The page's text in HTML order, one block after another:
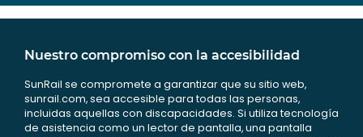
Nuestro compromiso con la accesibilidad
SunRail se compromete a garantizar que su sitio web,
sunrail.com, sea accesible para todas las personas,
incluidas aquellas con discapacidades. Si utiliza tecnología
de asistencia como un lector de pantalla, una pantalla